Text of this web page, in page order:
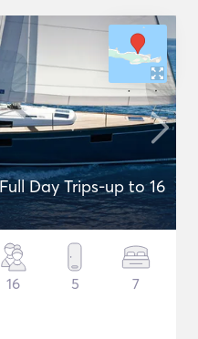
Day Trips-up to 16
16 5 7